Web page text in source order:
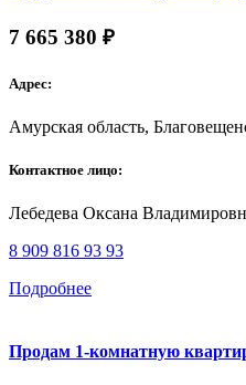
7 665 380 ₽
Адрес:
Амурская область,
Контактное лицо:
Лебедева Оксана
8 909 816 93 93
Подробнее
Продам 1-комнатную